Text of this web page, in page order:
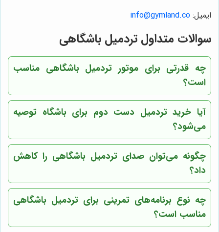
ایمیل: info@gymland.co
سوالات متداول تردمیل باشگاهی
چه قدرتی برای موتور تردمیل باشگاهی مناسب
است؟
آیا خرید تردمیل دست دوم برای باشگاه توصیه
می‌شود؟
چگونه می‌توان صدای تردمیل باشگاهی را کاهش
داد؟
چه نوع برنامه‌های تمرینی برای تردمیل باشگاهی
مناسب است؟